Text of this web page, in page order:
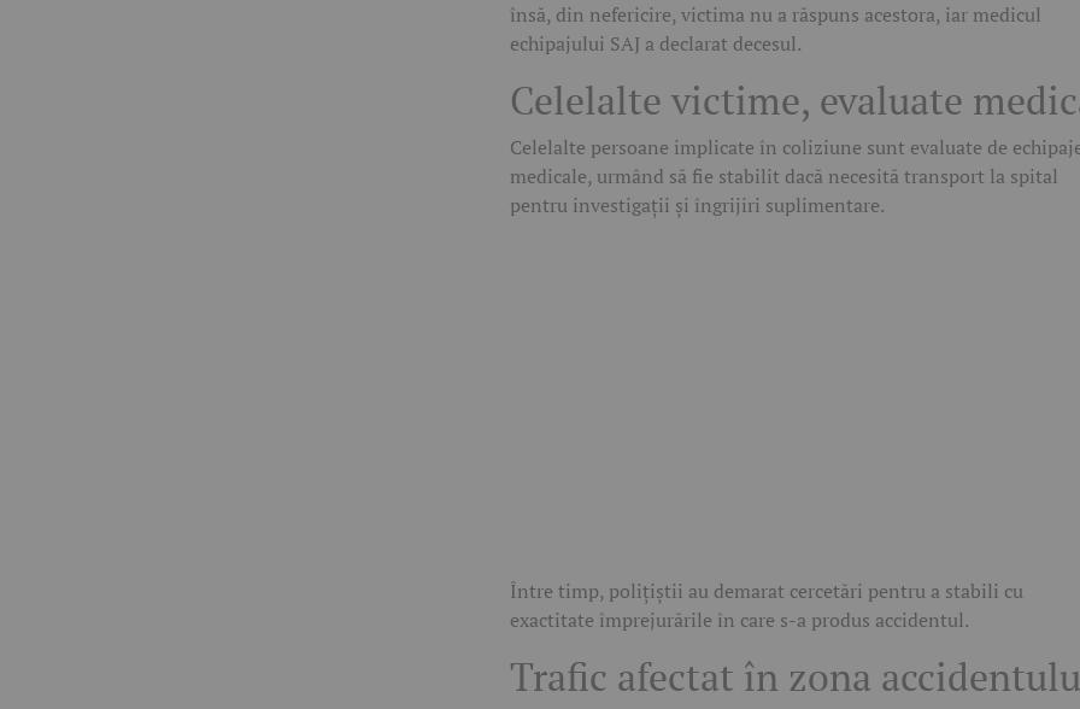
însă, din nefericire, victima nu a răspuns acestora, iar medicul
echipajului SAJ a declarat decesul.
Celelalte victime, evaluate
Celelalte persoane implicate în coliziune sunt evaluate de
medicale, urmând să fie stabilit dacă necesită transport la spital
pentru investigații și îngrijiri suplimentare.
Între timp, polițiștii au demarat cercetări pentru a stabili cu
exactitate împrejurările în care s-a produs accidentul.
Trafic afectat în zona